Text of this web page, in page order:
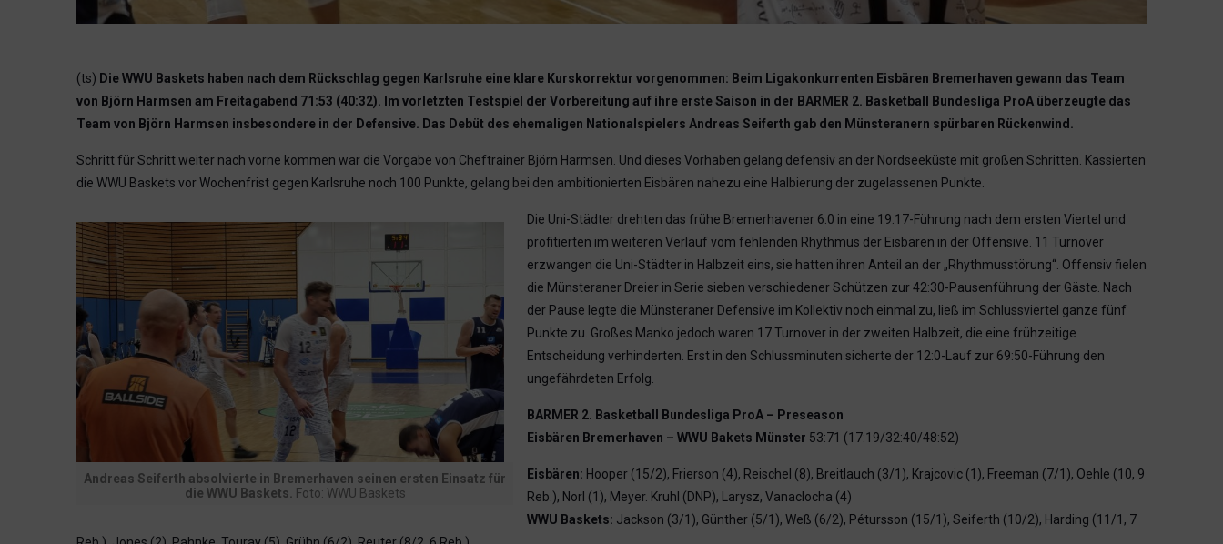
(ts) Die WWU Baskets haben nach dem Rückschlag gegen Karlsruhe eine klare Kurskorrektur vorgenommen: Beim Ligakonkurrenten Eisbären Bremerhaven gewann das Team
von Björn Harmsen am Freitagabend 71:53 (40:32). Im vorletzten Testspiel der Vorbereitung auf ihre erste Saison in der BARMER 2. Basketball Bundesliga ProA überzeugte das
Team von Björn Harmsen insbesondere in der Defensive. Das Debüt des ehemaligen Nationalspielers Andreas Seiferth gab den Münsteranern spürbaren Rückenwind.
Schritt für Schritt weiter nach vorne kommen war die Vorgabe von Cheftrainer Björn Harmsen. Und dieses Vorhaben gelang defensiv an der Nordseeküste mit großen Schritten. Kassierten
die WWU Baskets vor Wochenfrist gegen Karlsruhe noch 100 Punkte, gelang bei den ambitionierten Eisbären nahezu eine Halbierung der zugelassenen Punkte.
Andreas Seiferth absolvierte in Bremerhaven seinen ersten Einsatz für
die WWU Baskets.
Foto: WWU Baskets
Die Uni-Städter drehten das frühe Bremerhavener 6:0 in eine 19:17-Führung nach dem ersten Viertel und
profitierten im weiteren Verlauf vom fehlenden Rhythmus der Eisbären in der Offensive. 11 Turnover
erzwangen die Uni-Städter in Halbzeit eins, sie hatten ihren Anteil an der „Rhythmusstörung“. Offensiv fielen
die Münsteraner Dreier in Serie sieben verschiedener Schützen zur 42:30-Pausenführung der Gäste. Nach
der Pause legte die Münsteraner Defensive im Kollektiv noch einmal zu, ließ im Schlussviertel ganze fünf
Punkte zu. Großes Manko jedoch waren 17 Turnover in der zweiten Halbzeit, die eine frühzeitige
Entscheidung verhinderten. Erst in den Schlussminuten sicherte der 12:0-Lauf zur 69:50-Führung den
ungefährdeten Erfolg.
BARMER 2. Basketball Bundesliga ProA – Preseason
Eisbären Bremerhaven – WWU Bakets Münster 53:71 (17:19/32:40/48:52)
Eisbären: Hooper (15/2), Frierson (4), Reischel (8), Breitlauch (3/1), Krajcovic (1), Freeman (7/1), Oehle (10, 9
Reb.), Norl (1), Meyer. Kruhl (DNP), Larysz, Vanaclocha (4)
WWU Baskets: Jackson (3/1), Günther (5/1), Weß (6/2), Pétursson (15/1), Seiferth (10/2), Harding (11/1, 7